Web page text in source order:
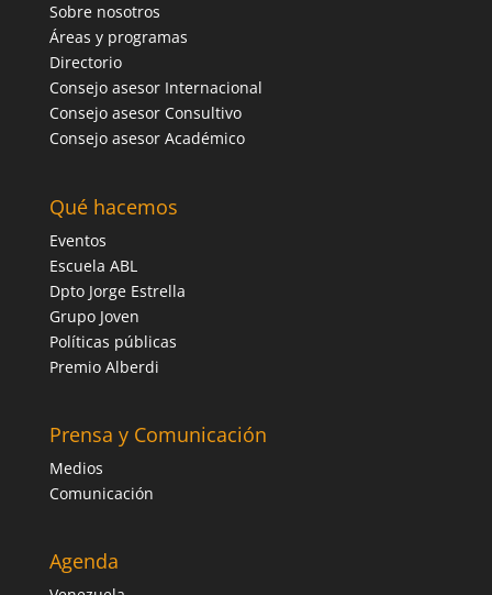
Sobre nosotros
Áreas y programas
Directorio
Consejo asesor Internacional
Consejo asesor Consultivo
Consejo asesor Académico
Qué hacemos
Eventos
Escuela ABL
Dpto Jorge Estrella
Grupo Joven
Políticas públicas
Premio Alberdi
Prensa y Comunicación
Medios
Comunicación
Agenda